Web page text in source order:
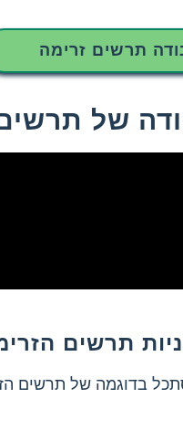
תרשים זרימה
של
תרשים
בדוגמה של תרשים